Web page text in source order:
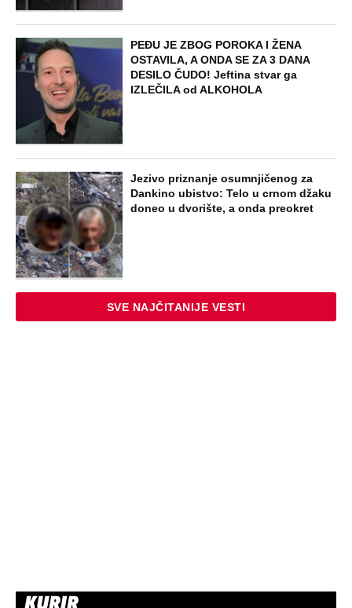
PEĐU JE ZBOG POROKA I ŽENA
OSTAVILA, A ONDA SE ZA 3 DANA
DESILO ČUDO! Jeftina stvar ga
IZLEČILA od ALKOHOLA
Jezivo priznanje osumnjičenog za
Dankino ubistvo: Telo u crnom džaku
doneo u dvorište, a onda preokret
SVE NAJČITANIJE VESTI